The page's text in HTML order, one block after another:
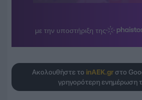
Ακολουθήστε το inAEK.grστο
γρηγορότερη ενημέρωση